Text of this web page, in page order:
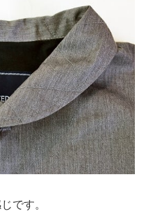
です。